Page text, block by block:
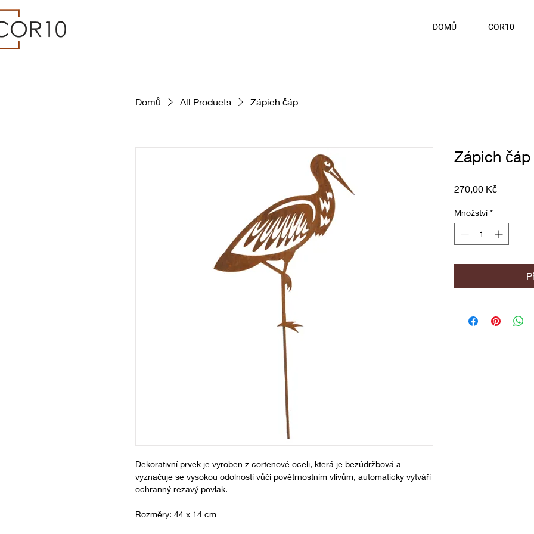
DOMŮ COR10
Domů All Products Zápich čáp
Dekorativní prvek je vyroben z cortenové oceli, která je bezúdržbová a
vyznačuje se vysokou odolností vůči povětrnostním vlivům, automaticky vytváří
ochranný rezavý povlak.
Rozměry: 44 x 14 cm
Zápich čáp
270,00 KčCena
Množství *